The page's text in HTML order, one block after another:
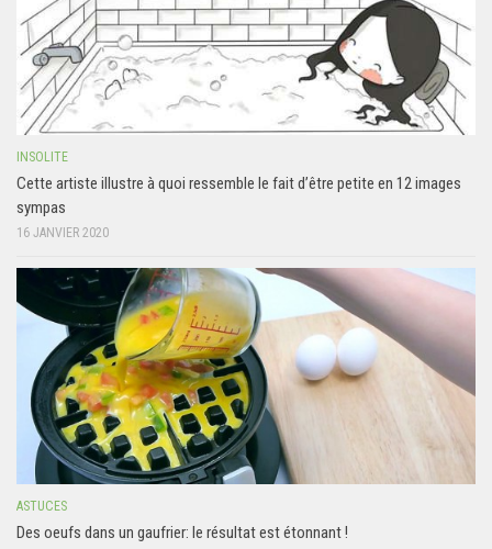
INSOLITE
Cette artiste illustre à quoi ressemble le fait d’être petite en 12 images
sympas
16 JANVIER 2020
ASTUCES
Des oeufs dans un gaufrier: le résultat est étonnant !